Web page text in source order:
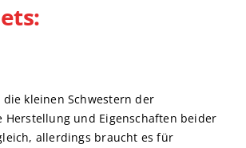
kleinen Schwestern der
Herstellung und Eigenschaften beider
allerdings braucht es für